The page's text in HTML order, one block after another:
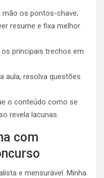
mão os pontos-chave;
resume e fixa melhor
os principais trechos em
aula, resolva questões
o conteúdo como se
revela lacunas.
com
e mensurável. Minha